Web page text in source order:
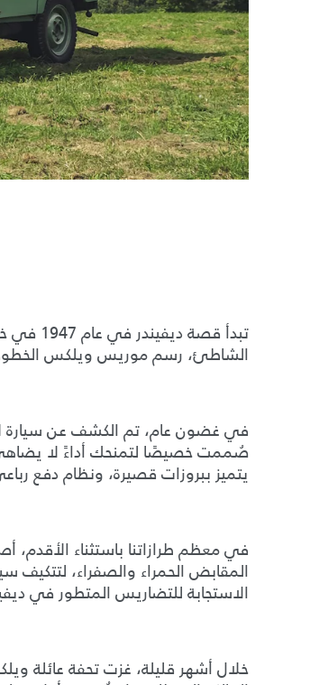
تبدأ
الشاطئ، رسم موريس ويلكس الخطوط
في غضون عام، تم الكشف عن سيارة
صُممت خصيصًا لتمنحك أداءً لا
يتميز ببروزات قصيرة، ونظام دفع
في معظم طرازاتنا باستثناء الأقدم،
المقابض الحمراء والصفراء،
الاستجابة للتضاريس المتطور في
خلال أشهر قليلة، غزت تحفة عائلة